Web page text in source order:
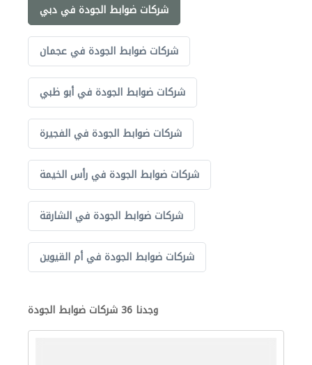
شركات ضوابط الجودة في دبي
شركات ضوابط الجودة في عجمان
شركات ضوابط الجودة في أبو ظبي
شركات ضوابط الجودة في الفجيرة
شركات ضوابط الجودة في رأس الخيمة
شركات ضوابط الجودة في الشارقة
شركات ضوابط الجودة في أم القيوين
وجدنا 36 شركات ضوابط الجودة